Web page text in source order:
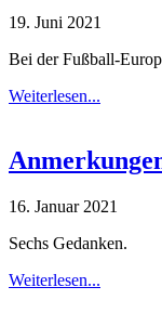
19. Juni 2021
Bei der Fußball-
Weiterlesen...
16. Januar 2021
Sechs Gedanken.
Weiterlesen...